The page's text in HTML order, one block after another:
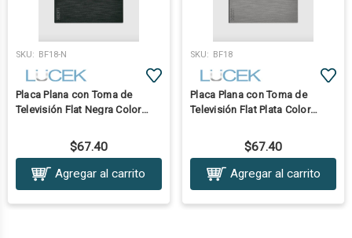
SKU: BF18-N
Placa Plana con Toma de
Televisión Flat Negra Color
$67.40
Agregar al carrito
SKU: BF18
Placa Plana con Toma de
Televisión Flat Plata Color
$67.40
Agregar al carrito